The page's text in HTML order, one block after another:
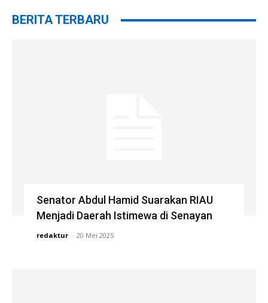
BERITA TERBARU
Senator Abdul Hamid Suarakan RIAU
Menjadi Daerah Istimewa di Senayan
redaktur - 20 Mei 2025